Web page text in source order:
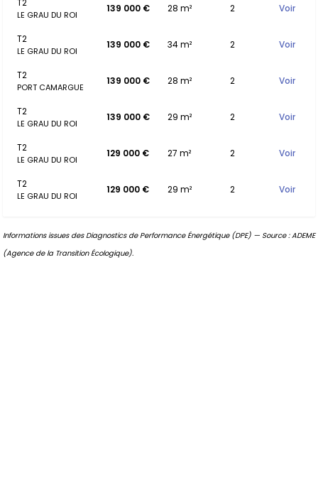
T2
LE GRAU DU ROI
139 000 € 28 m² 2 Voir
T2
LE GRAU DU ROI
139 000 € 34 m² 2 Voir
T2
PORT CAMARGUE
139 000 € 28 m² 2 Voir
T2
LE GRAU DU ROI
139 000 € 29 m² 2 Voir
T2
LE GRAU DU ROI
129 000 € 27 m² 2 Voir
T2
LE GRAU DU ROI
129 000 € 29 m² 2 Voir
Informations issues des Diagnostics de Performance Énergétique (DPE) — Source : ADEME
(Agence de la Transition Écologique).